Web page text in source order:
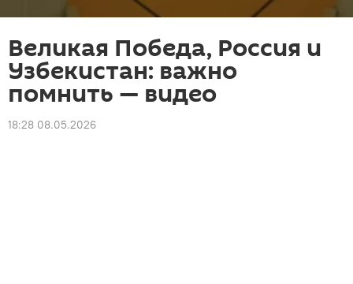
Великая Победа, Россия и
Узбекистан: важно
помнить — видео
18:28 08.05.2026